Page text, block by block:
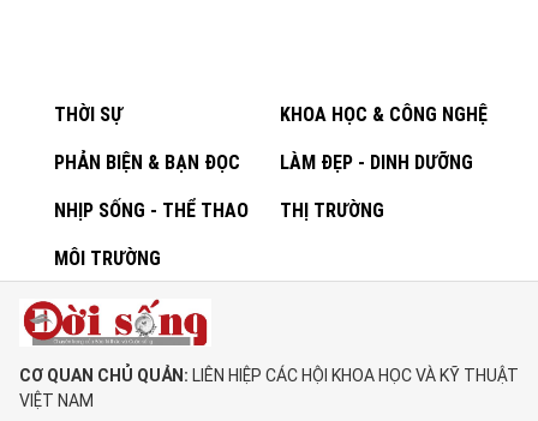
THỜI SỰ KHOA HỌC & CÔNG NGHỆ
PHẢN BIỆN & BẠN ĐỌC LÀM ĐẸP - DINH DƯỠNG
NHỊP SỐNG - THỂ THAO THỊ TRƯỜNG
MÔI TRƯỜNG
CƠ QUAN CHỦ QUẢN: LIÊN HIỆP CÁC HỘI KHOA HỌC VÀ KỸ THUẬT
VIỆT NAM